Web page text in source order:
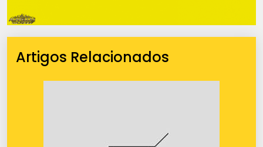
Artigos Relacionados